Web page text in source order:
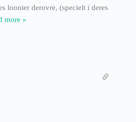
loonier derovre, (specielt i deres
more »